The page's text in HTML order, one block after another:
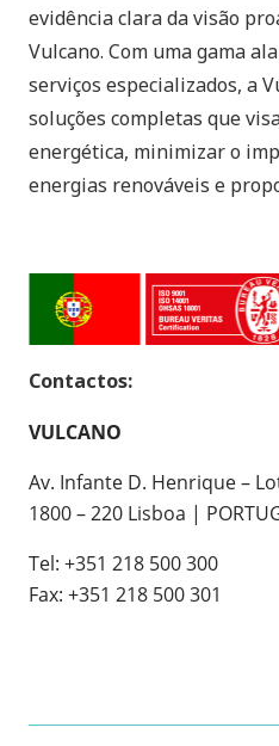
evidência clara da visão
Vulcano. Com uma gama
serviços especializados, a
soluções completas que
energética, minimizar o
energias renováveis e
Contactos:
VULCANO
Av. Infante D. Henrique –
1800 – 220 Lisboa |
Tel: +351 218 500 300
Fax: +351 218 500 301